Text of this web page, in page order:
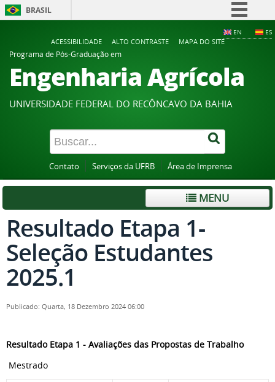
BRASIL
Participe
Acesso à informação
Legislação
Canais
EN ES
ACESSIBILIDADE ALTO CONTRASTE
MAPA DO SITE
Programa de Pós-Graduação em
Engenharia Agrícola
UNIVERSIDADE FEDERAL DO RECÔNCAVO DA BAHIA
Contato Serviços da UFRB Área de Imprensa
MENU
Resultado Etapa 1-
Seleção Estudantes
2025.1
Publicado: Quarta, 18 Dezembro 2024 06:00
Resultado Etapa 1 - Avaliações das Propostas de Trabalho
Mestrado